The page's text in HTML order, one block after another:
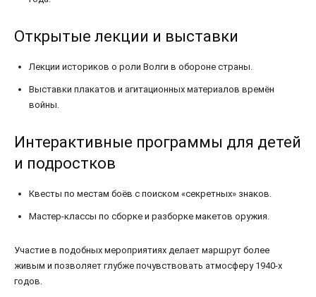
Открытые лекции и выставки
Лекции историков о роли Волги в обороне страны.
Выставки плакатов и агитационных материалов времён
войны.
Интерактивные программы для детей
и подростков
Квесты по местам боёв с поиском «секретных» знаков.
Мастер-классы по сборке и разборке макетов оружия.
Участие в подобных мероприятиях делает маршрут более
живым и позволяет глубже почувствовать атмосферу 1940-х
годов.